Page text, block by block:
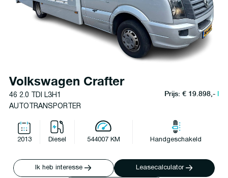
Volkswagen Crafter
46 2.0 TDI L3H1
AUTOTRANSPORTER
Prijs: € 19.898,-l
2013 Diesel 544007 KM Handgeschakeld
Ik heb interesse Leasecalculator